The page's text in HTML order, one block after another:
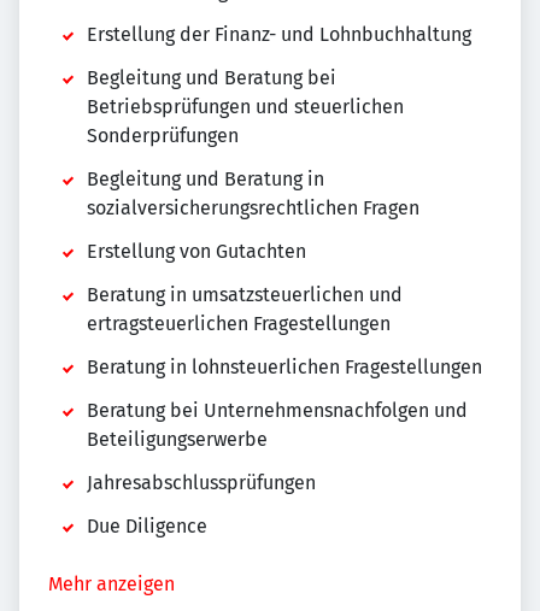
Erstellung der Finanz- und Lohnbuchhaltung
Begleitung und Beratung bei
Betriebsprüfungen und steuerlichen
Sonderprüfungen
Begleitung und Beratung in
sozialversicherungsrechtlichen Fragen
Erstellung von Gutachten
Beratung in umsatzsteuerlichen und
ertragsteuerlichen Fragestellungen
Beratung in lohnsteuerlichen Fragestellungen
Beratung bei Unternehmensnachfolgen und
Beteiligungserwerbe
Jahresabschlussprüfungen
Due Diligence
Mehr anzeigen